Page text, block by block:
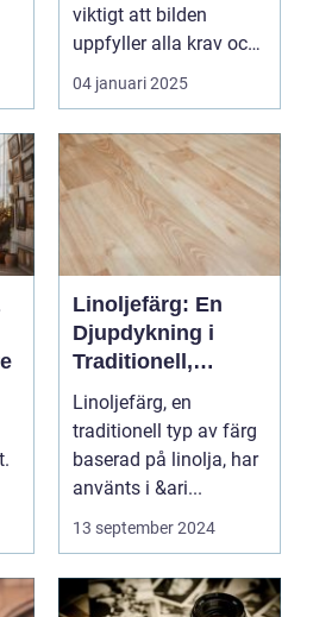
viktigt att bilden
uppfyller alla krav och
s...
04 januari 2025
Linoljefärg: En
Djupdykning i
Traditionell,
Naturlig och
Hållbar Målarfärg
Linoljefärg, en
traditionell typ av färg
baserad på linolja, har
använts i &ari...
13 september 2024